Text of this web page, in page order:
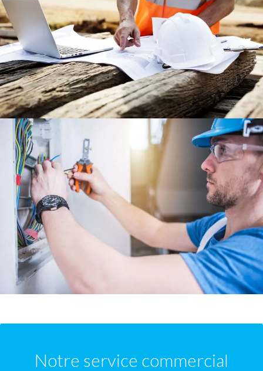
Notre service commercial